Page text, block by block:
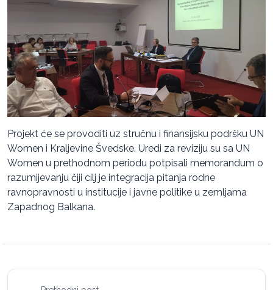
Projekt će se provoditi uz stručnu i finansijsku podršku UN
Women i Kraljevine Švedske. Uredi za reviziju su sa UN
Women u prethodnom periodu potpisali memorandum o
razumijevanju čiji cilj je integracija pitanja rodne
ravnopravnosti u institucije i javne politike u zemljama
Zapadnog Balkana.